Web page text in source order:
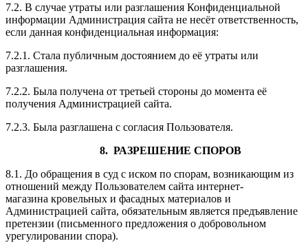
7.2. В случае утраты или разглашения Конфиденциальной
информации Администрация сайта не несёт ответственность,
если данная конфиденциальная информация:
7.2.1. Стала публичным достоянием до её утраты или
разглашения.
7.2.2. Была получена от третьей стороны до момента её
получения Администрацией сайта.
7.2.3. Была разглашена с согласия Пользователя.
8. РАЗРЕШЕНИЕ СПОРОВ
8.1. До обращения в суд с иском по спорам, возникающим из
отношений между Пользователем сайта интернет-
магазина кровельных и фасадных материалов и
Администрацией сайта, обязательным является предъявление
претензии (письменного предложения о добровольном
урегулировании спора).